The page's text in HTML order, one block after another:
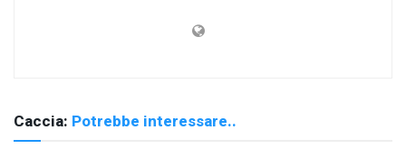
Caccia: Potrebbe interessare..